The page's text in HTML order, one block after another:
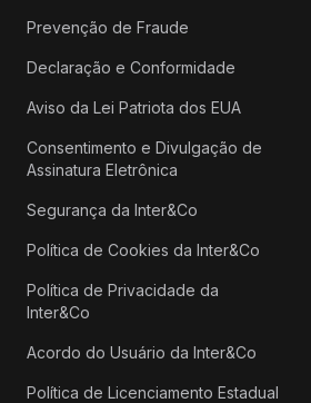
Prevenção de Fraude
Declaração e Conformidade
Aviso da Lei Patriota dos EUA
Consentimento e Divulgação de
Assinatura Eletrônica
Segurança da Inter&Co
Política de Cookies da Inter&Co
Política de Privacidade da
Inter&Co
Acordo do Usuário da Inter&Co
Política de Licenciamento Estadual